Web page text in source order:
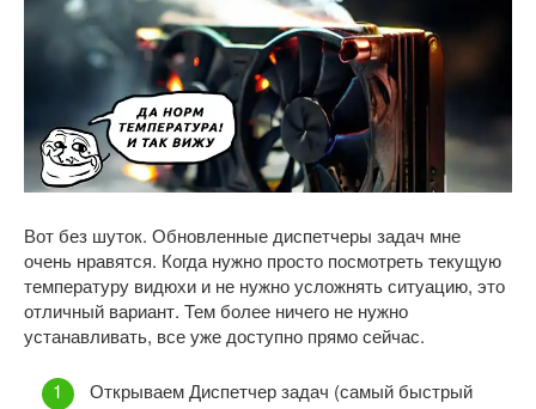
Вот без шуток. Обновленные диспетчеры задач мне
очень нравятся. Когда нужно просто посмотреть текущую
температуру видюхи и не нужно усложнять ситуацию, это
отличный вариант. Тем более ничего не нужно
устанавливать, все уже доступно прямо сейчас.
Открываем Диспетчер задач (самый быстрый